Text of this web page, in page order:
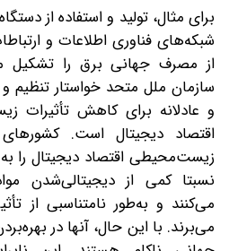
برای مثال، تولید و استفاده از
از مصرف جهانی برق را تشکیل
سازمان ملل متحد خواستار تنظیم و
و عادلانه برای کاهش تأثیرات
اقتصاد دیجیتال است.
زیست‌محیطی اقتصاد دیجیتال را
نسبتا کمی از دیجیتالی‌شدن
می‌کنند و به‌طور نامتناسبی از
می‌برند. با این حال، آنها در